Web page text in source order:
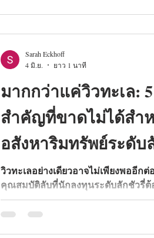
มากกว่าแค่วิวทะเล: 5 คุณสมบัติ
สำคัญที่ขาดไม่ได้สำ
อสังหาริมทรัพย์ระดับ
พัทยา ปี 2026
วิวทะเลอย่างเดียวอาจไม่เพียงพออีก
คุณสมบัติลับที่นักลงทุนระดับลักชัวรี่ต้
อสังหาริมทรัพย์หรูของพัทยาในปี
Sarah Eckhoff
4 มิ.ย.
ยาว 1 นาที